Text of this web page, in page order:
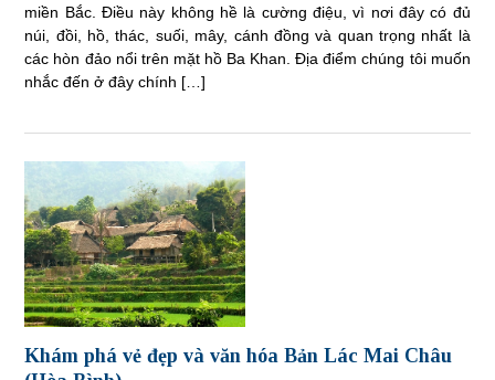
miền Bắc. Điều này không hề là cường điệu, vì nơi đây có đủ
núi, đồi, hồ, thác, suối, mây, cánh đồng và quan trọng nhất là
các hòn đảo nổi trên mặt hồ Ba Khan. Địa điểm chúng tôi muốn
nhắc đến ở đây chính […]
Khám phá vẻ đẹp và văn hóa Bản Lác Mai Châu